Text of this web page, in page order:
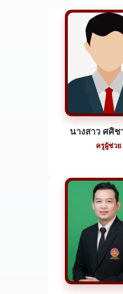
นางสาว ศศิช
ครูผู้ช่วย